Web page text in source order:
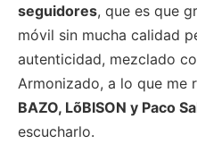
seguidores, que es que
móvil sin mucha calidad
autenticidad, mezclado
Armonizado, a lo que me
BAZO, LõBISON y Paco
escucharlo.